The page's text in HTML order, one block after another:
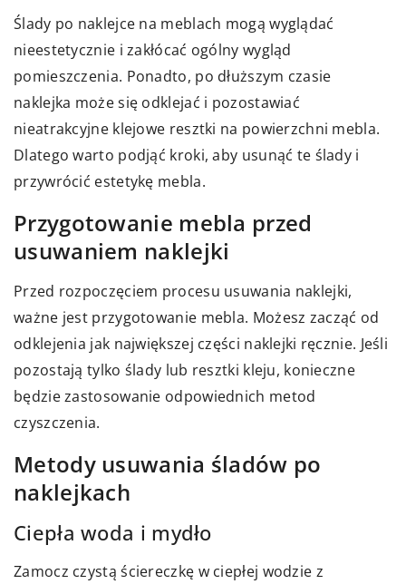
Ślady po naklejce na meblach mogą wyglądać
nieestetycznie i zakłócać ogólny wygląd
pomieszczenia. Ponadto, po dłuższym czasie
naklejka może się odklejać i pozostawiać
nieatrakcyjne klejowe resztki na powierzchni mebla.
Dlatego warto podjąć kroki, aby usunąć te ślady i
przywrócić estetykę mebla.
Przygotowanie mebla przed
usuwaniem naklejki
Przed rozpoczęciem procesu usuwania naklejki,
ważne jest przygotowanie mebla. Możesz zacząć od
odklejenia jak największej części naklejki ręcznie. Jeśli
pozostają tylko ślady lub resztki kleju, konieczne
będzie zastosowanie odpowiednich metod
czyszczenia.
Metody usuwania śladów po
naklejkach
Ciepła woda i mydło
Zamocz czystą ściereczkę w ciepłej wodzie z